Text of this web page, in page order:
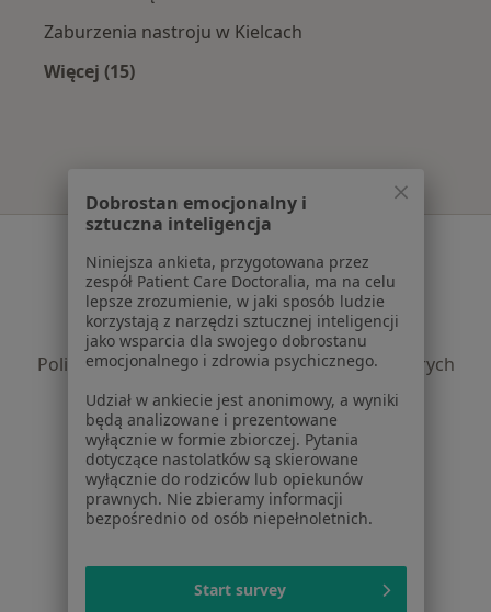
Zaburzenia nastroju w Kielcach
Więcej (15)
Regulamin
Polityka prywatności pacjentów
Polityka prywatności profesjonalistów
Polityka prywatności dla profesjonalistów, których
dane pozyskaliśmy samodzielnie
Polityka cookies
Jak działają wyniki wyszukiwania
Dostępność
O nas
Praca Rekrutujemy!
Kontakt
Dobrostan emocjonalny i
sztuczna inteligencja
Niniejsza ankieta, przygotowana przez
zespół Patient Care Doctoralia, ma na celu
lepsze zrozumienie, w jaki sposób ludzie
korzystają z narzędzi sztucznej inteligencji
jako wsparcia dla swojego dobrostanu
emocjonalnego i zdrowia psychicznego.
Udział w ankiecie jest anonimowy, a wyniki
będą analizowane i prezentowane
wyłącznie w formie zbiorczej. Pytania
dotyczące nastolatków są skierowane
wyłącznie do rodziców lub opiekunów
prawnych. Nie zbieramy informacji
bezpośrednio od osób niepełnoletnich.
Start survey